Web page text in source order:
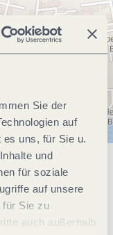
Sie der
auf
uns, für Sie u.
und
für soziale
auf unsere
Sie zu
auch außerhalb